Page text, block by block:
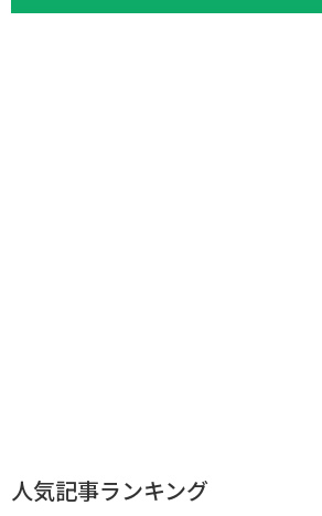
人気記事ランキング